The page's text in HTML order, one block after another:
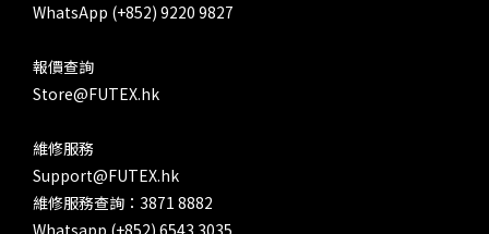
WhatsApp (+852) 9220 9827
報價查詢
Store@FUTEX.hk
維修服務
Support@FUTEX.hk
維修服務查詢：3871 8882